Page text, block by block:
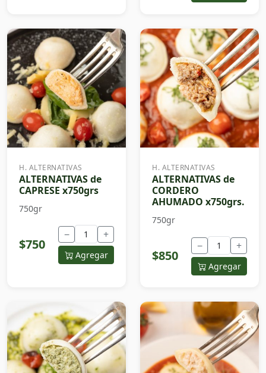
H. ALTERNATIVAS
ALTERNATIVAS de
CAPRESE x750grs
750gr
$750
− +
Agregar
H. ALTERNATIVAS
ALTERNATIVAS de
CORDERO
AHUMADO x750grs.
750gr
$850
− +
Agregar